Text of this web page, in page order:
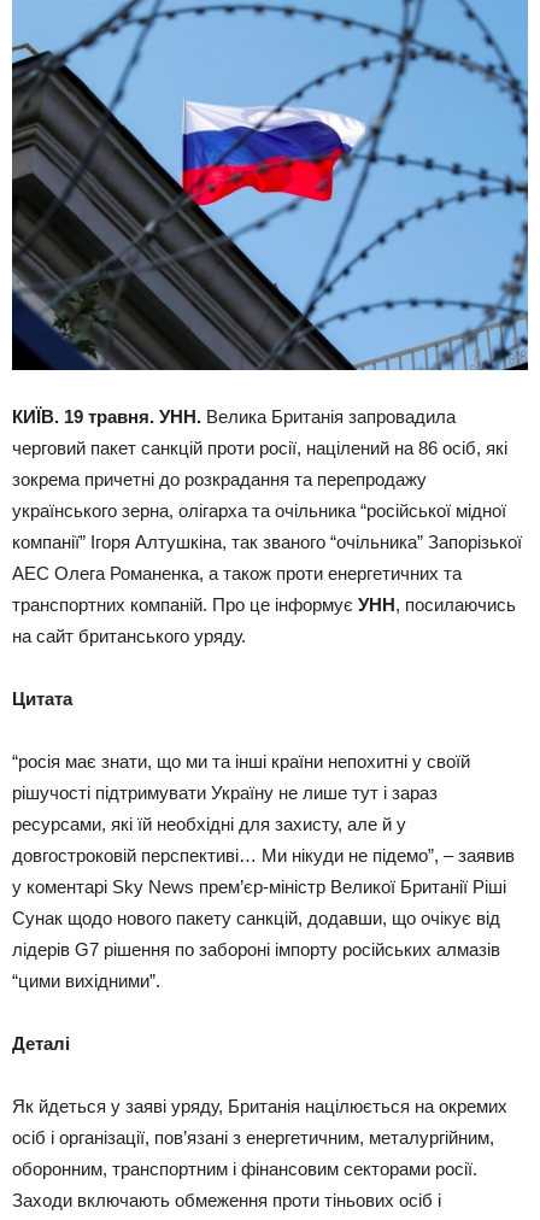
КИЇВ. 19 травня. УНН. Велика Британія запровадила
черговий пакет санкцій проти росії, націлений на 86 осіб, які
зокрема причетні до розкрадання та перепродажу
українського зерна, олігарха та очільника “російської мідної
компанії” Ігоря Алтушкіна, так званого “очільника” Запорізької
АЕС Олега Романенка, а також проти енергетичних та
транспортних компаній. Про це інформує УНН, посилаючись
на сайт британського уряду.
Цитата
“росія має знати, що ми та інші країни непохитні у своїй
рішучості підтримувати Україну не лише тут і зараз
ресурсами, які їй необхідні для захисту, але й у
довгостроковій перспективі… Ми нікуди не підемо”, – заявив
у коментарі Sky News прем’єр-міністр Великої Британії Ріші
Сунак щодо нового пакету санкцій, додавши, що очікує від
лідерів G7 рішення по забороні імпорту російських алмазів
“цими вихідними”.
Деталі
Як йдеться у заяві уряду, Британія націлюється на окремих
осіб і організації, пов’язані з енергетичним, металургійним,
оборонним, транспортним і фінансовим секторами росії.
Заходи включають обмеження проти тіньових осіб і